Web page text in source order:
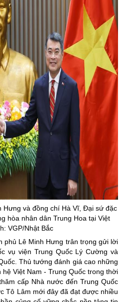
Hưng và đồng chí Hà Vĩ, Đại sứ đặc
hòa nhân dân Trung Hoa tại Việt
VGP/Nhật Bắc
phủ Lê Minh Hưng trân trọng gửi lời
vụ viện Trung Quốc Lý Cường và
Thủ tướng đánh giá cao những
Việt Nam - Trung Quốc trong thời
cấp Nhà nước đến Trung Quốc
Tô Lâm mới đây đã đạt được nhiều